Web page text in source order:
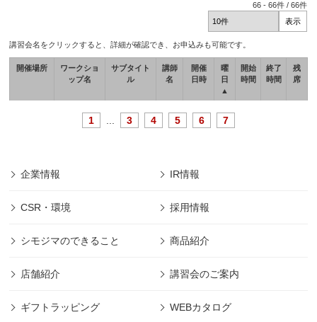
66 -66件 /66件
講習会名をクリックすると、詳細が確認でき、お申込みも可能です。
開催場所
ワークショ
ップ名
サブタイト
ル
講師
名
開催
日時
曜
日
▲
開始
時間
終了
時間
残
席
1 3 4 5 6 7
企業情報 IR情報
CSR・環境 採用情報
シモジマのできること 商品紹介
店舗紹介 講習会のご案内
ギフトラッピング WEBカタログ